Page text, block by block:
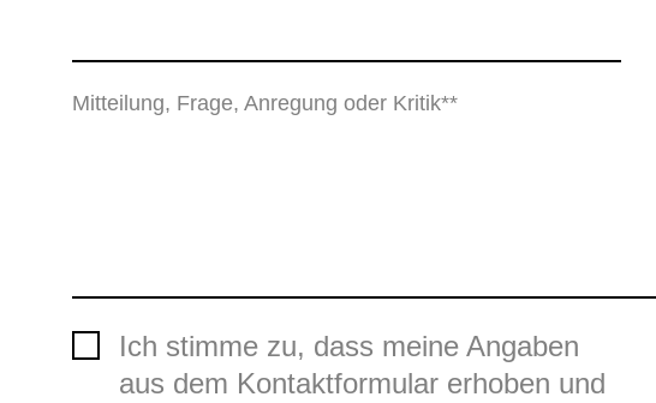
Mitteilung, Frage, Anregung oder Kritik**
Ich stimme zu, dass meine Angaben
aus dem Kontaktformular erhoben und